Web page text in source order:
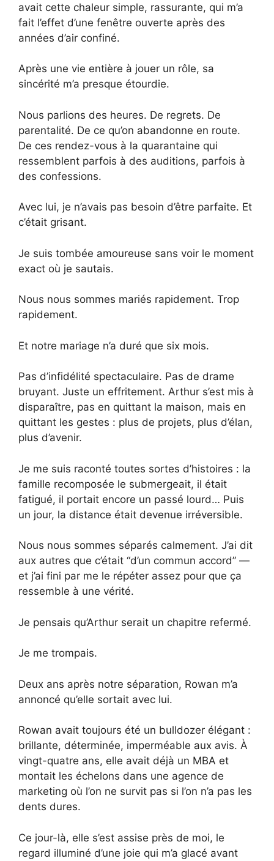
avait cette chaleur simple, rassurante, qui m’a
fait l’effet d’une fenêtre ouverte après des
années d’air confiné.
Après une vie entière à jouer un rôle, sa
sincérité m’a presque étourdie.
Nous parlions des heures. De regrets. De
parentalité. De ce qu’on abandonne en route.
De ces rendez-vous à la quarantaine qui
ressemblent parfois à des auditions, parfois à
des confessions.
Avec lui, je n’avais pas besoin d’être parfaite. Et
c’était grisant.
Je suis tombée amoureuse sans voir le moment
exact où je sautais.
Nous nous sommes mariés rapidement. Trop
rapidement.
Et notre mariage n’a duré que six mois.
Pas d’infidélité spectaculaire. Pas de drame
bruyant. Juste un effritement. Arthur s’est mis à
disparaître, pas en quittant la maison, mais en
quittant les gestes : plus de projets, plus d’élan,
plus d’avenir.
Je me suis raconté toutes sortes d’histoires : la
famille recomposée le submergeait, il était
fatigué, il portait encore un passé lourd… Puis
un jour, la distance était devenue irréversible.
Nous nous sommes séparés calmement. J’ai dit
aux autres que c’était “d’un commun accord” —
et j’ai fini par me le répéter assez pour que ça
ressemble à une vérité.
Je pensais qu’Arthur serait un chapitre refermé.
Je me trompais.
Deux ans après notre séparation, Rowan m’a
annoncé qu’elle sortait avec lui.
Rowan avait toujours été un bulldozer élégant :
brillante, déterminée, imperméable aux avis. À
vingt-quatre ans, elle avait déjà un MBA et
montait les échelons dans une agence de
marketing où l’on ne survit pas si l’on n’a pas les
dents dures.
Ce jour-là, elle s’est assise près de moi, le
regard illuminé d’une joie qui m’a glacé avant